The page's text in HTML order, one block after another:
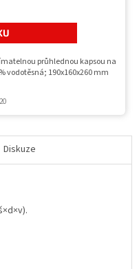
průhlednou kapsou na
vodotěsná; 190x160x260 mm
Diskuze